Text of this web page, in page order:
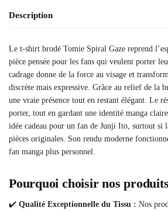
Description
Le t-shirt brodé Tomie Spiral Gaze reprend
pièce pensée pour les fans qui veulent porter
cadrage donne de la force au visage et
discrète mais expressive. Grâce au relief de la
une vraie présence tout en restant élégant. Le
porter, tout en gardant une identité manga
idée cadeau pour un fan de Junji Ito, surtout si
pièces originales. Son rendu moderne
fan manga plus personnel.
Pourquoi choisir nos
✔️ Qualité Exceptionnelle du Tissu : Nos